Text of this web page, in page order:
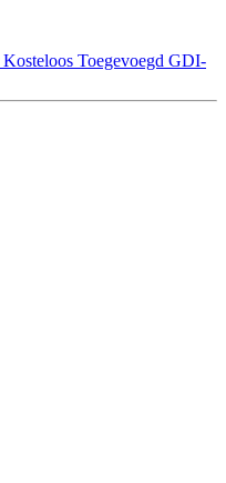
Kosteloos Toegevoegd GDI-